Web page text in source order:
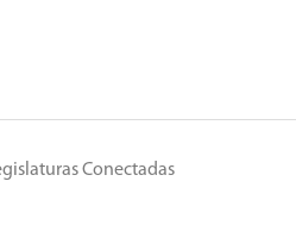
Conectadas